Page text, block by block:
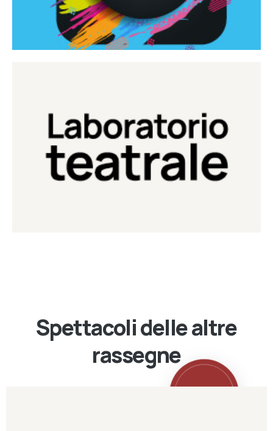
Laboratorio Teatrale
Laboratorio di teatro del Teatro Eduardo de Filippo
Continua
Spettacoli delle altre
rassegne